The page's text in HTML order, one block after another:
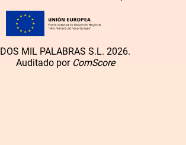
DOS MIL PALABRAS S.L. 2026.
Auditado por ComScore